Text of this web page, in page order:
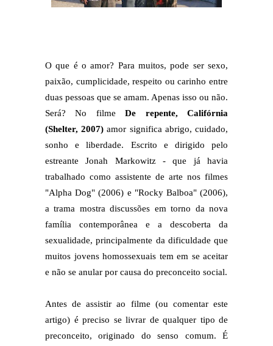
O que é o amor? Para muitos, pode ser sexo,
paixão, cumplicidade, respeito ou carinho entre
duas pessoas que se amam. Apenas isso ou não.
Será? No filmeDe repente, Califórnia
(Shelter, 2007) amor significa abrigo, cuidado,
sonho e liberdade. Escrito e dirigido pelo
estreante Jonah Markowitz - que já havia
trabalhado como assistente de arte nos filmes
"Alpha Dog" (2006) e "Rocky Balboa" (2006),
a trama mostra discussões em torno da nova
família contemporânea e a descoberta da
sexualidade, principalmente da dificuldade que
muitos jovens homossexuais tem em se aceitar
e não se anular por causa do preconceito social.
Antes de assistir ao filme (ou comentar este
artigo) é preciso se livrar de qualquer tipo de
preconceito, originado do senso comum. É